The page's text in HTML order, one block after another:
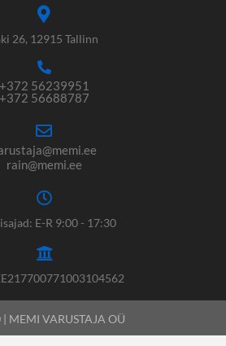
26, 12915 Tallinn
+372 56239951
+372 56688787
rain@memi.ee
E-R 9:00 - 17:30
MEMI VARUSTAJA OÜ